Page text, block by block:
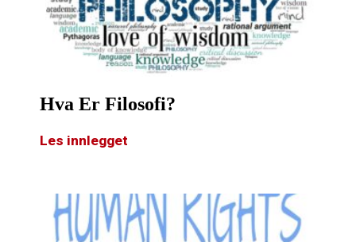
Hva Er Filosofi?
Les innlegget